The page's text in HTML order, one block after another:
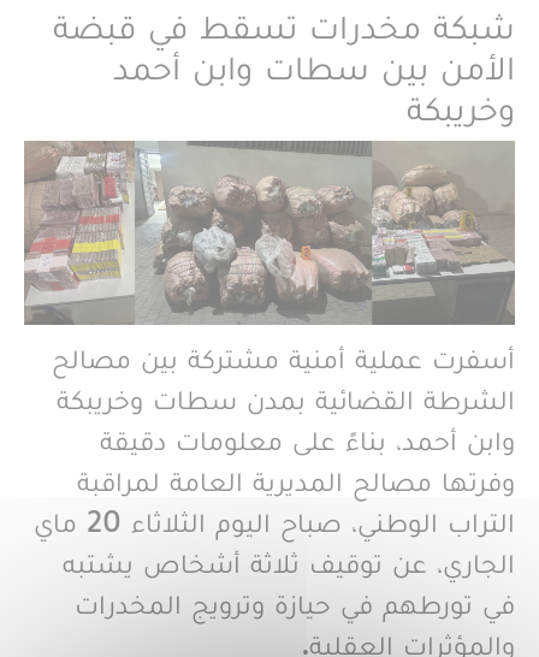
شبكة مخدرات تسقط في قبضة
الأمن بين سطات وابن أحمد
وخريبكة
أسفرت عملية أمنية مشتركة بين مصالح
الشرطة القضائية بمدن سطات وخريبكة
وابن أحمد، بناءً على معلومات دقيقة
وفرتها مصالح المديرية العامة لمراقبة
التراب الوطني، صباح اليوم الثلاثاء 20 ماي
الجاري، عن توقيف ثلاثة أشخاص يشتبه
في تورطهم في حيازة وترويج المخدرات
والمؤثرات العقلية.